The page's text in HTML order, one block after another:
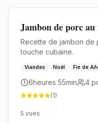
Jambon de porc
Recette de jambon de
touche cubaine.
Viandes Noël Fin de
6heures 55min 4
(1)
5 vues